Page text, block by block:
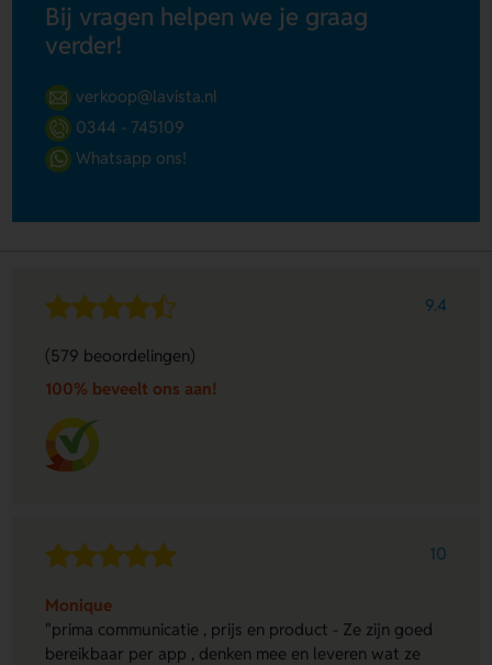
Bij vragen helpen we je graag
verder!
verkoop@lavista.nl
0344 - 745109
Whatsapp ons!
9.4
(579 beoordelingen)
100% beveelt ons aan!
10
Monique
"prima communicatie , prijs en product - Ze zijn goed
bereikbaar per app , denken mee en leveren wat ze